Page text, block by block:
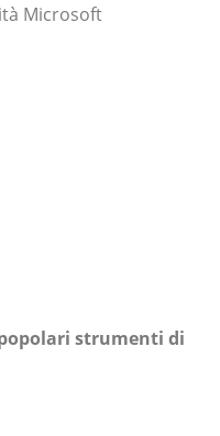
Microsoft
strumenti di